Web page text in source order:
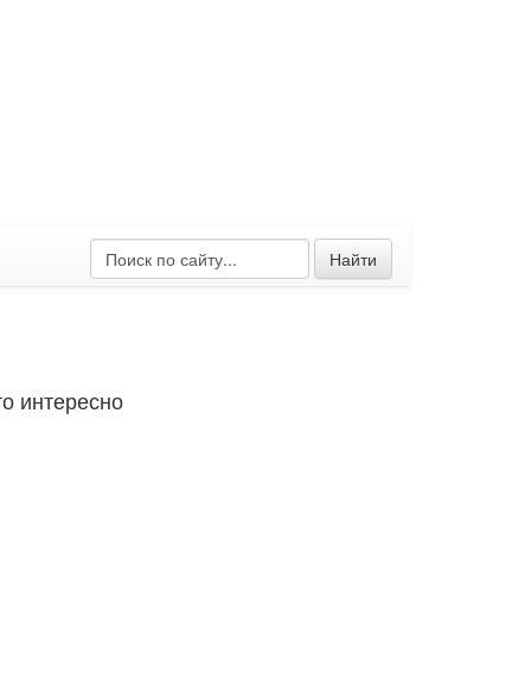
Найти
интересно